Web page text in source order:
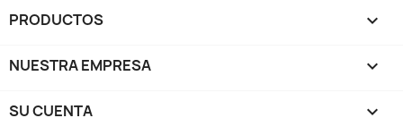
PRODUCTOS 
NUESTRA EMPRESA 
SU CUENTA 